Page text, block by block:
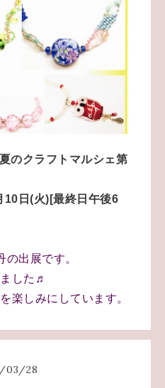
のクラフトマルシェ第
10日(火)[最終日午後6
出展です。
した♬
楽しみにしています。
/03/28